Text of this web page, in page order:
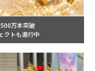
万本突破
クトも進行中